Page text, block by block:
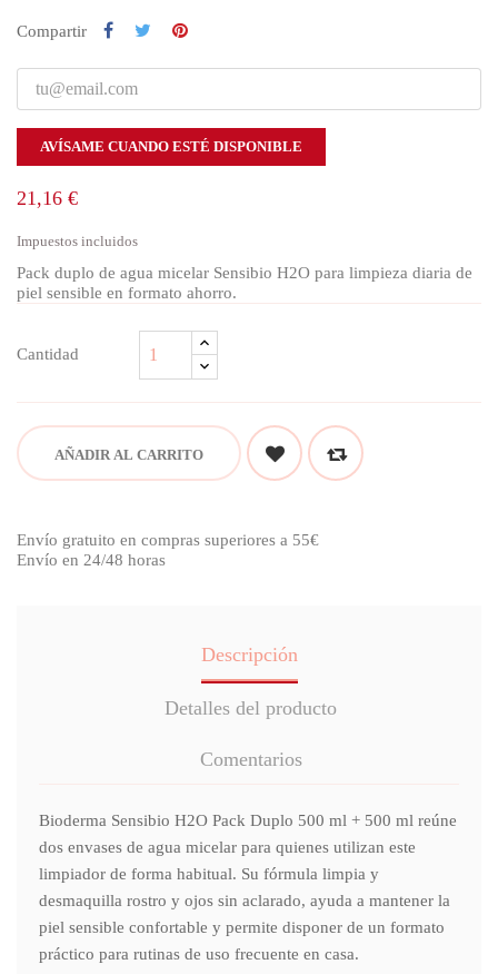
Compartir
AVÍSAME CUANDO ESTÉ DISPONIBLE
21,16 €
Impuestos incluidos
Pack duplo de agua micelar Sensibio H2O para limpieza diaria de
piel sensible en formato ahorro.
Cantidad
AÑADIR AL CARRITO
Envío gratuito en compras superiores a 55€
Envío en 24/48 horas
Descripción
Detalles del producto
Comentarios
Bioderma Sensibio H2O Pack Duplo 500 ml + 500 ml reúne
dos envases de agua micelar para quienes utilizan este
limpiador de forma habitual. Su fórmula limpia y
desmaquilla rostro y ojos sin aclarado, ayuda a mantener la
piel sensible confortable y permite disponer de un formato
práctico para rutinas de uso frecuente en casa.